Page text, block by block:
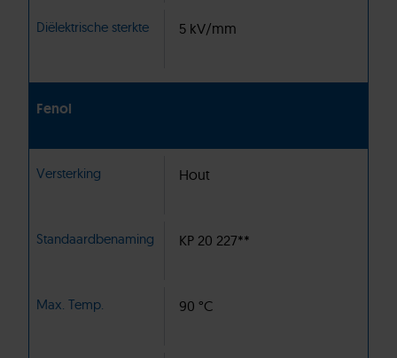
Diëlektrische sterkte 5 kV/mm
Fenol
Versterking Hout
Standaardbenaming KP 20 227**
Max. Temp. 90 °C